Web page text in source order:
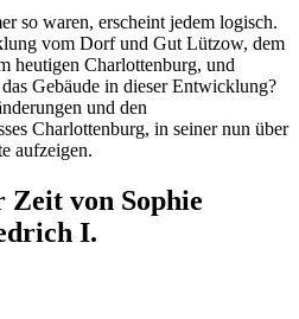
so waren, erscheint jedem logisch.
vom Dorf und Gut Lützow, dem
heutigen Charlottenburg, und
Gebäude in dieser Entwicklung?
und den
Charlottenburg, in seiner nun über
aufzeigen.
Zeit von Sophie
I.